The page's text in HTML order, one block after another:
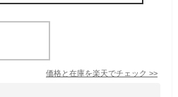
価格と在庫を楽天でチェック >>